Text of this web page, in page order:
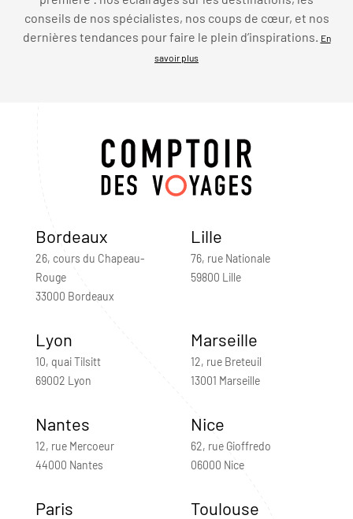
conseils de nos spécialistes, nos coups de cœur, et nos
dernières tendances pour faire le plein d’inspirations.
En
savoir plus
Bordeaux
26, cours du Chapeau-
Rouge
33000 Bordeaux
Lille
76, rue Nationale
59800 Lille
Lyon
10, quai Tilsitt
69002 Lyon
Marseille
12, rue Breteuil
13001 Marseille
Nantes
12, rue Mercoeur
44000 Nantes
Nice
62, rue Gioffredo
06000 Nice
Paris Toulouse